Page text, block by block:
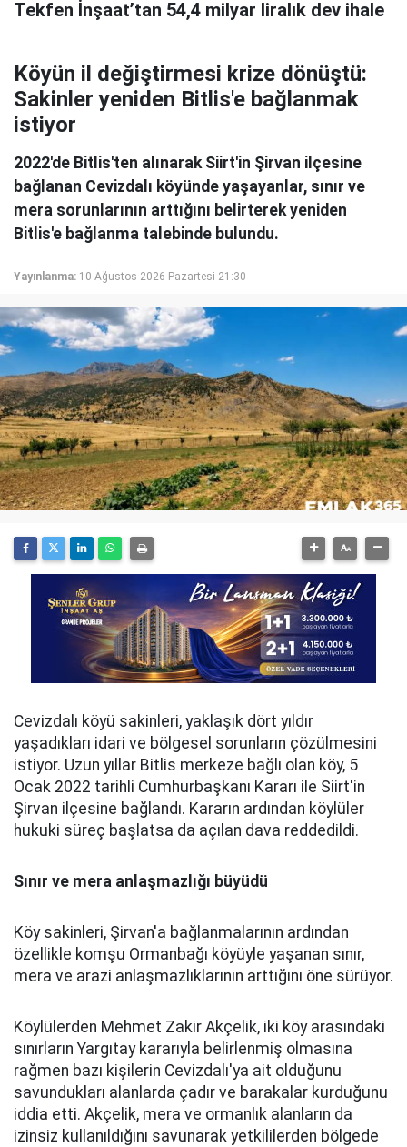
Tekfen İnşaat’tan 54,4 milyar liralık dev ihale
Köyün il değiştirmesi krize dönüştü:
Sakinler yeniden Bitlis'e bağlanmak
istiyor
2022'de Bitlis'ten alınarak Siirt'in Şirvan ilçesine
bağlanan Cevizdalı köyünde yaşayanlar, sınır ve
mera sorunlarının arttığını belirterek yeniden
Bitlis'e bağlanma talebinde bulundu.
Yayınlanma: 10 Ağustos 2026 Pazartesi 21:30
Cevizdalı köyü sakinleri, yaklaşık dört yıldır
yaşadıkları idari ve bölgesel sorunların çözülmesini
istiyor. Uzun yıllar Bitlis merkeze bağlı olan köy, 5
Ocak 2022 tarihli Cumhurbaşkanı Kararı ile Siirt'in
Şirvan ilçesine bağlandı. Kararın ardından köylüler
hukuki süreç başlatsa da açılan dava reddedildi.
Sınır ve mera anlaşmazlığı büyüdü
Köy sakinleri, Şirvan'a bağlanmalarının ardından
özellikle komşu Ormanbağı köyüyle yaşanan sınır,
mera ve arazi anlaşmazlıklarının arttığını öne sürüyor.
Köylülerden Mehmet Zakir Akçelik, iki köy arasındaki
sınırların Yargıtay kararıyla belirlenmiş olmasına
rağmen bazı kişilerin Cevizdalı'ya ait olduğunu
savundukları alanlarda çadır ve barakalar kurduğunu
iddia etti. Akçelik, mera ve ormanlık alanların da
izinsiz kullanıldığını savunarak yetkililerden bölgede